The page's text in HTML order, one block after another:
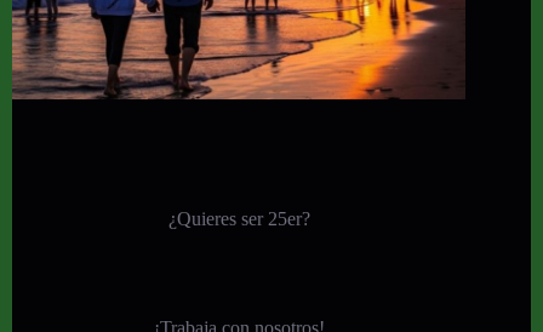
¿Quieres ser 25er?
¡Trabaja con nosotros!